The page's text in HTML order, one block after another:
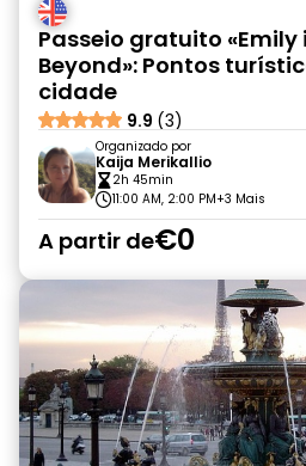
Passeio gratuito «Emily
Beyond»: Pontos
cidade
9.9 (3)
Organizado por
Kaija Merikallio
2h 45min
11:00 AM, 2:00 PM+3 Mais
A partir de€0